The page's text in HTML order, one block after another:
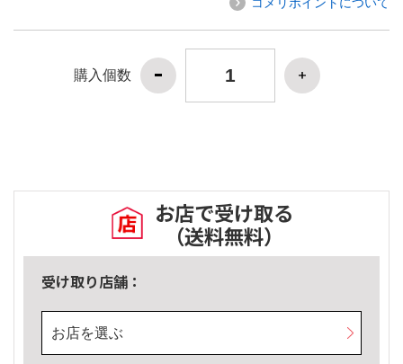
購入個数
お店で受け取る
（送料無料）
受け取り店舗：
お店を選ぶ